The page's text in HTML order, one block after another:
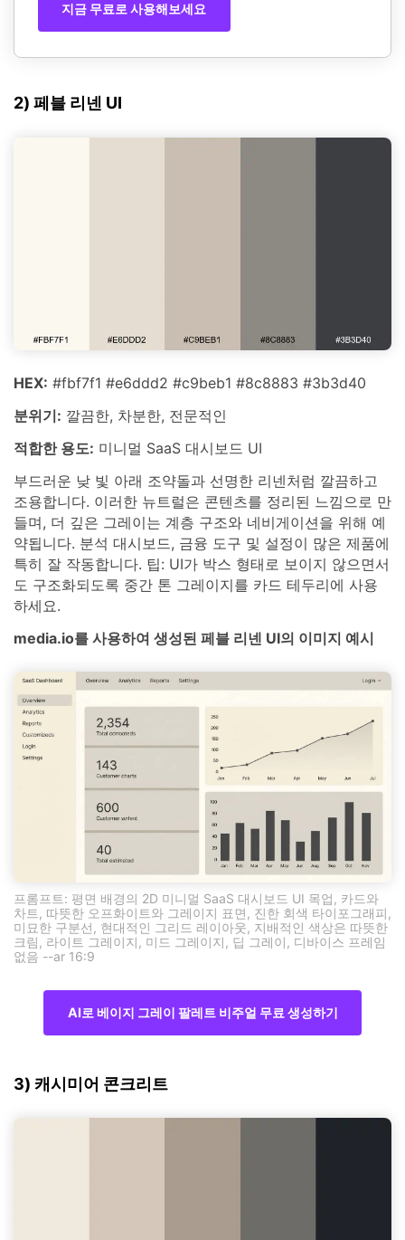
지금 무료로 사용해보세요
2) 페블 리넨 UI
HEX: #fbf7f1 #e6ddd2 #c9beb1 #8c8883 #3b3d40
분위기: 깔끔한, 차분한, 전문적인
적합한 용도: 미니멀 SaaS 대시보드 UI
부드러운 낮 빛 아래 조약돌과 선명한 리넨처럼 깔끔하고
조용합니다. 이러한 뉴트럴은 콘텐츠를 정리된 느낌으로 만
들며, 더 깊은 그레이는 계층 구조와 네비게이션을 위해 예
약됩니다. 분석 대시보드, 금융 도구 및 설정이 많은 제품에
특히 잘 작동합니다. 팁: UI가 박스 형태로 보이지 않으면서
도 구조화되도록 중간 톤 그레이지를 카드 테두리에 사용
하세요.
media.io를 사용하여 생성된 페블 리넨 UI의 이미지 예시
프롬프트: 평면 배경의 2D 미니멀 SaaS 대시보드 UI 목업, 카드와
차트, 따뜻한 오프화이트와 그레이지 표면, 진한 회색 타이포그래피,
미묘한 구분선, 현대적인 그리드 레이아웃, 지배적인 색상은 따뜻한
크림, 라이트 그레이지, 미드 그레이지, 딥 그레이, 디바이스 프레임
없음 --ar 16:9
AI로 베이지 그레이 팔레트 비주얼 무료 생성하기
3) 캐시미어 콘크리트